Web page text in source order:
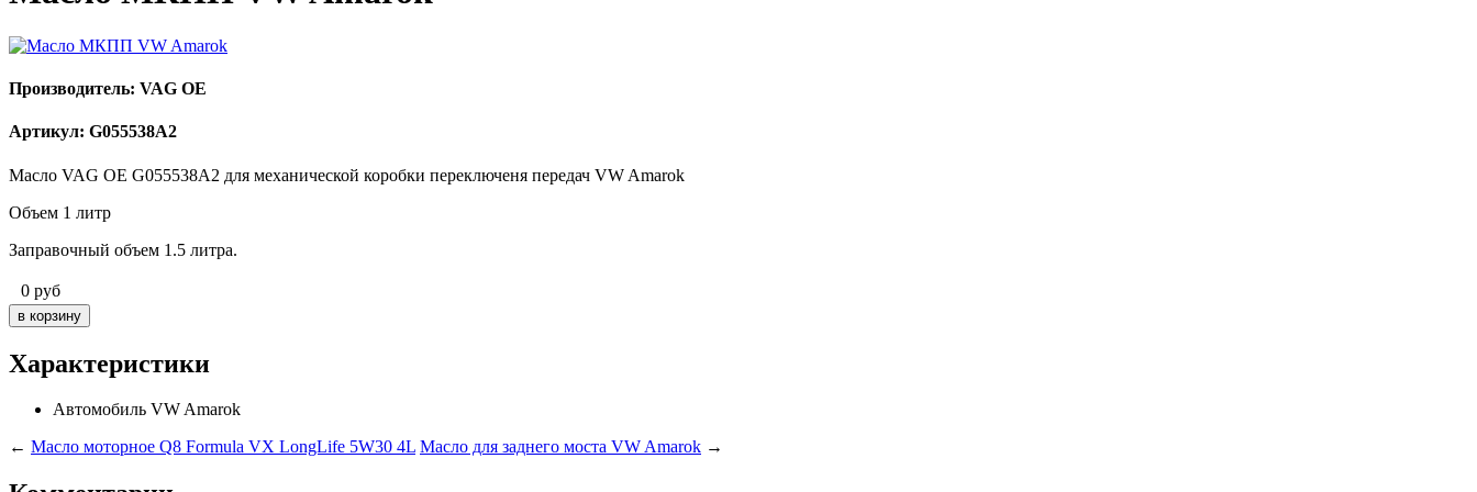
Производитель: VAG OE
Артикул: G055538A2
Масло VAG OE G055538A2 для механической коробки переключеня передач VW Amarok
Объем 1 литр
Заправочный объем 1.5 литра.
0 руб
Характеристики
Автомобиль VW Amarok
← Масло моторное Q8 Formula VX LongLife 5W30 4L Масло для заднего моста VW Amarok →